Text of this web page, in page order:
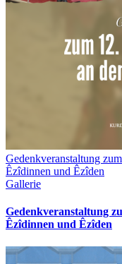
Gedenkveranstaltung
Êzîdinnen und Êzîden
Gallerie
Gedenkveranstaltung
Êzîdinnen und Êzîden